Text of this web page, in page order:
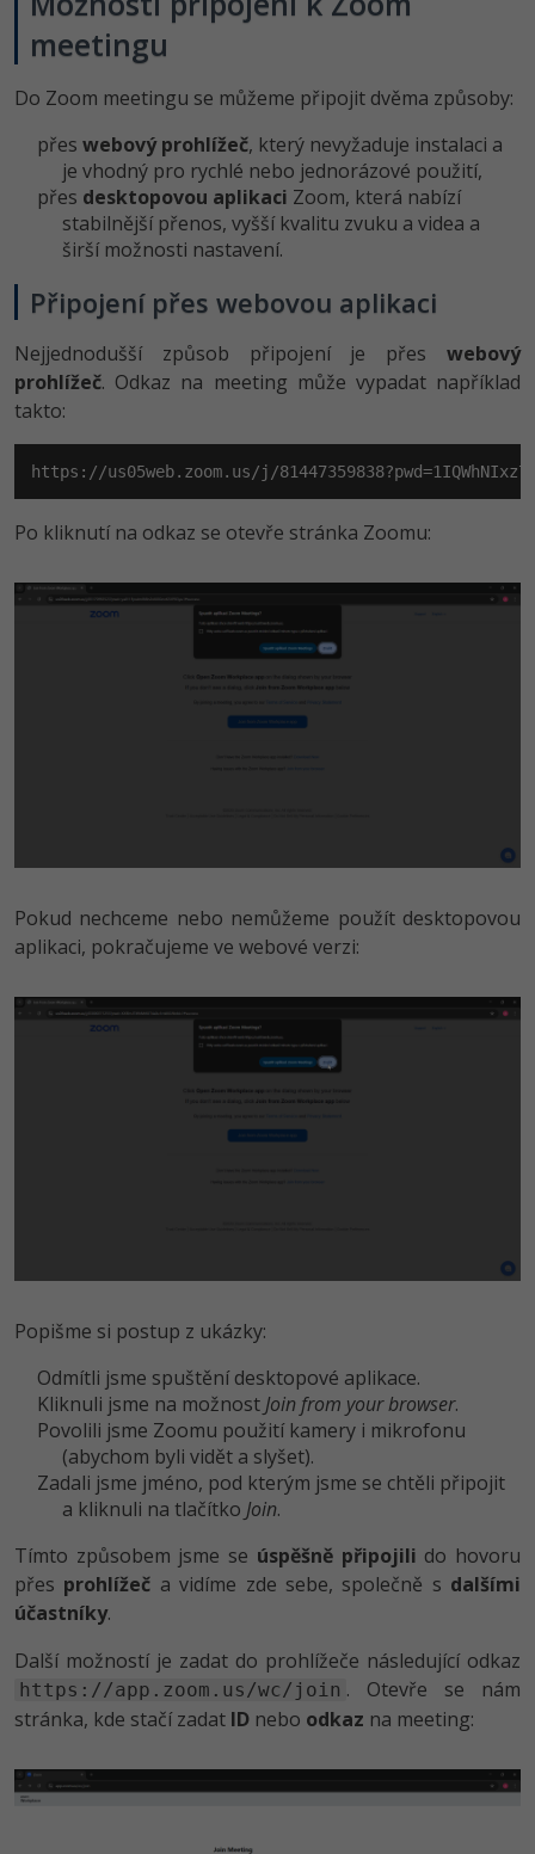
meetingu
Do Zoom meetingu se můžeme připojit dvěma způsoby:
přeswebový prohlížeč, který nevyžaduje instalaci a
je vhodný pro rychlé nebo jednorázové použití,
přes desktopovou aplikaci Zoom, která nabízí
stabilnější přenos, vyšší kvalitu zvuku a videa a
širší možnosti nastavení.
Připojení přes webovou aplikaci
Nejjednodušší způsob připojení je přes webový
prohlížeč. Odkaz na meeting může vypadat například
takto:
https://us05web.zoom.us/j/
Po kliknutí na odkaz se otevře stránka Zoomu:
Pokud nechceme nebo nemůžeme použít desktopovou
aplikaci, pokračujeme ve webové verzi:
Popišme si postup z ukázky:
Odmítli jsme spuštění desktopové aplikace.
Kliknuli jsme na možnost Join from your browser.
Povolili jsme Zoomu použití kamery i mikrofonu
(abychom byli vidět a slyšet).
Zadali jsme jméno, pod kterým jsme se chtěli připojit
a kliknuli na tlačítko Join.
Tímto způsobem jsme se úspěšně připojili do hovoru
přes prohlížeč a vidíme zde sebe, společně s dalšími
účastníky.
Další možností je zadat do prohlížeče následující odkaz
https://app.zoom.us/wc/join . Otevře se nám
stránka, kde stačí zadat ID nebo odkaz na meeting: